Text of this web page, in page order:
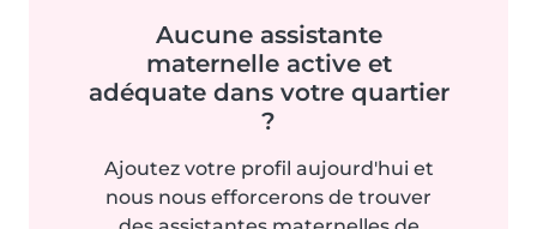
Aucune assistante
maternelle active et
adéquate dans votre quartier
?
Ajoutez votre profil aujourd'hui et
nous nous efforcerons de trouver